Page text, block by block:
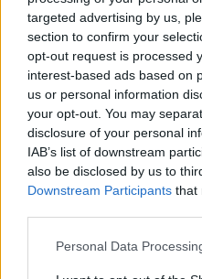
targeted advertising by us,
section to confirm your
opt-out request is processed
interest-based ads based on
us or personal information
your opt-out. You may
disclosure of your personal
IAB’s list of downstream
also be disclosed by us to
Downstream Participants that
Personal Data
Bild